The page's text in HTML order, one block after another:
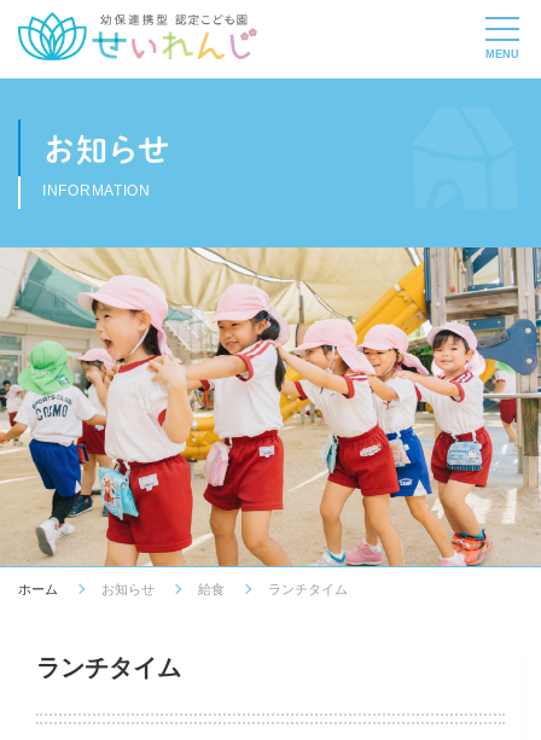
お知らせ
INFORMATION
ホーム お知らせ 給食 ランチタイム
ランチタイム